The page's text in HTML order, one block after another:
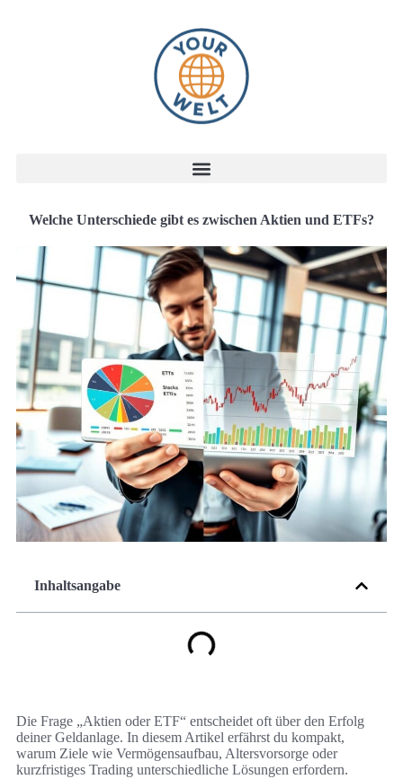
Welche Unterschiede gibt es zwischen Aktien und ETFs?
Inhaltsangabe
Die Frage „Aktien oder ETF“ entscheidet oft über den Erfolg
deiner Geldanlage. In diesem Artikel erfährst du kompakt,
warum Ziele wie Vermögensaufbau, Altersvorsorge oder
kurzfristiges Trading unterschiedliche Lösungen erfordern.